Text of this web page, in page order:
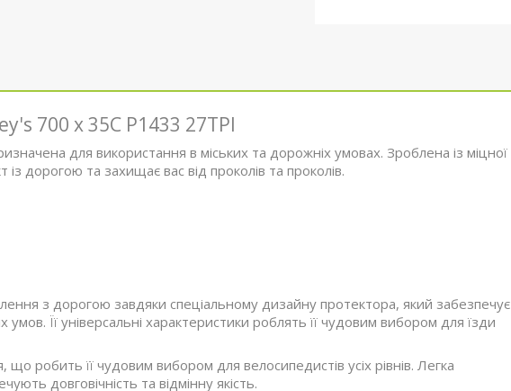
700 x 35C P1433 27TPI
для використання в міських та дорожніх умовах. Зроблена із міцної
дорогою та захищає вас від проколів та проколів.
з дорогою завдяки спеціальному дизайну протектора, який забезпечує
Її універсальні характеристики роблять її чудовим вибором для їзди
робить її чудовим вибором для велосипедистів усіх рівнів. Легка
довговічність та відмінну якість.